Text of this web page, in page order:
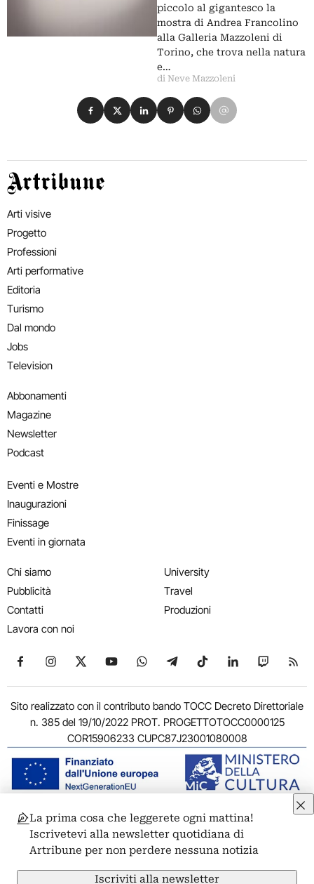
piccolo al gigantesco la
mostra di Andrea Francolino
alla Galleria Mazzoleni di
Torino, che trova nella natura
e…
di Neve Mazzoleni
Condividi su Facebook
Condividi su X
Condividi su LinkedIn
Condividi su Pinterest
Condividi su WhatsApp
Condividi su Email
Artribune
Arti visive
Progetto
Professioni
Arti performative
Editoria
Turismo
Dal mondo
Jobs
Television
Abbonamenti
Magazine
Newsletter
Podcast
Eventi e Mostre
Inaugurazioni
Finissage
Eventi in giornata
Chi siamo
Pubblicità
Contatti
Lavora con noi
University
Travel
Produzioni
Seguici su Facebook
Seguici su Instagram
Seguici su X
Seguici su YouTube
Seguici su WhatsApp
Seguici su Telegram
Seguici su TikTok
Seguici su
Seguici
Sito realizzato con il contributo bando TOCC Decreto Direttoriale
n. 385 del 19/10/2022 PROT. PROGETTOTOCC0000125
COR15906233 CUPC87J23001080008
© 2011-2026 ARTRIBUNE srl – Corso Vittorio Emanuele II, 287 –
00186 Roma - P.I. 11381581005
Privacy: Responsabile della protezione dei dati personali
ARTRIBUNE srl – Corso Vittorio Emanuele II, 287 – 00186 Roma
La prima cosa che leggerete ogni mattina!
Iscrivetevi alla newsletter quotidiana di
Artribune per non perdere nessuna notizia
Iscriviti alla newsletter